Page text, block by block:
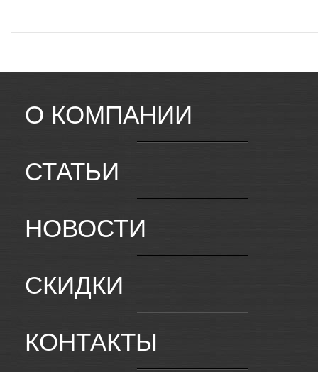
О КОМПАНИИ
СТАТЬИ
НОВОСТИ
СКИДКИ
КОНТАКТЫ